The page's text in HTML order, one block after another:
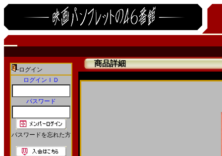
ログイン
ログインＩＤ
パスワード
パスワードを忘れた方
商品詳細